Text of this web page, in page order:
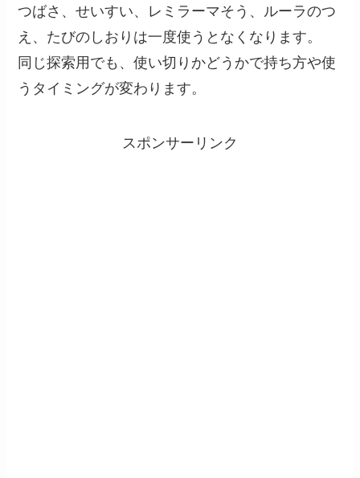
つばさ、せいすい、レミラーマそう、ルーラのつ
え、たびのしおりは一度使うとなくなります。
同じ探索用でも、使い切りかどうかで持ち方や使
うタイミングが変わります。
スポンサーリンク